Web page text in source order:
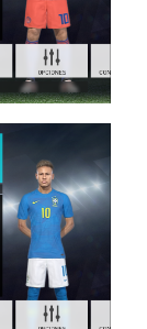
PES18
PS4 /
EMERSON
PEREIRA
OPTION
FULL V6
Noam_r
17/05/2018
PES18 PS4 /
Option File